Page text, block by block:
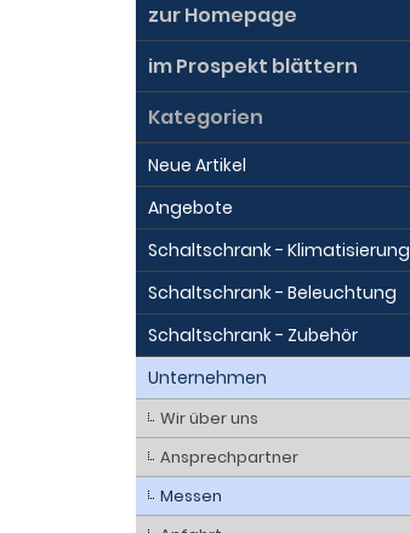
zur Homepage
im Prospekt blättern
Kategorien
Neue Artikel
Angebote
Schaltschrank - Klimatisierung
Schaltschrank - Beleuchtung
Schaltschrank - Zubehör
Unternehmen
Wir über uns
Ansprechpartner
Messen